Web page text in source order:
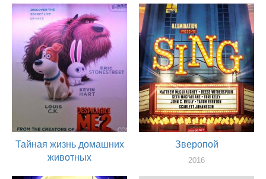
актер
Тайная жизнь домашних
животных
Зверопой
2016